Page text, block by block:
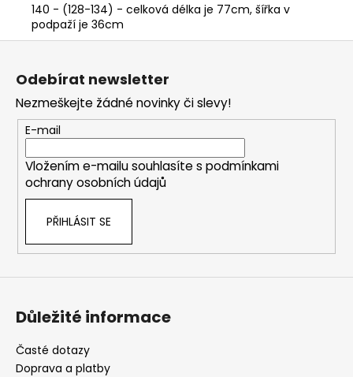
140 - (128-134) - celková délka je 77cm, šířka v
podpaží je 36cm
Z
Odebírat newsletter
Nezmeškejte žádné novinky či slevy!
E-mail
Vložením e-mailu souhlasíte s podmínkami
ochrany osobních údajů
PŘIHLÁSIT SE
Důležité informace
Časté dotazy
Doprava a platby